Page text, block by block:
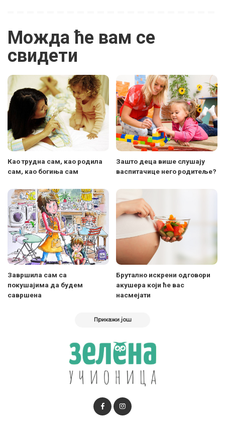
Можда ће вам се
свидети
Као трудна сам, као родила
сам, као богиња сам
Зашто деца више слушају
васпитачице него родитеље?
Завршила сам са
покушајима да будем
савршена
Брутално искрени одговори
акушера који ће вас
насмејати
Прикажи још